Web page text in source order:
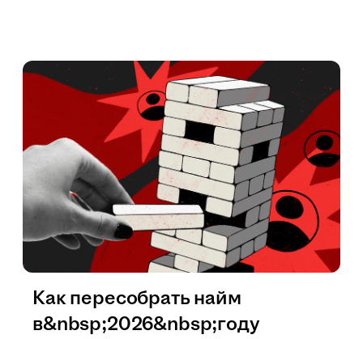
Как пересобрать найм
в&nbsp;2026&nbsp;году